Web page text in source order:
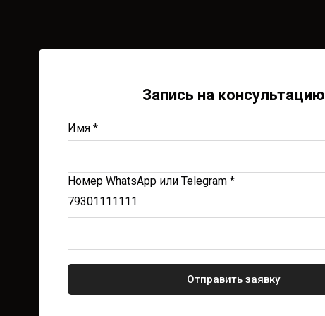
Запись на консультацию
Имя *
Номер WhatsApp или Telegram *
79301111111
Отправить заявку